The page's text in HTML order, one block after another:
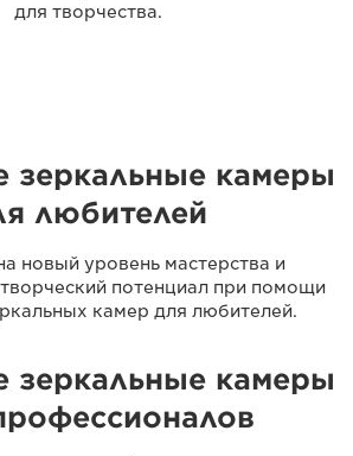
для творчества.
зеркальные камеры
любителей
новый уровень мастерства и
потенциал при помощи
камер для любителей.
зеркальные камеры